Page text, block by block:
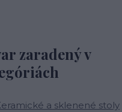
zaradený v
a sklenené stoly